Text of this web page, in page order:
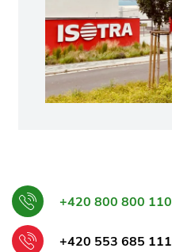
+420 800 800 110
+420 553 685 111